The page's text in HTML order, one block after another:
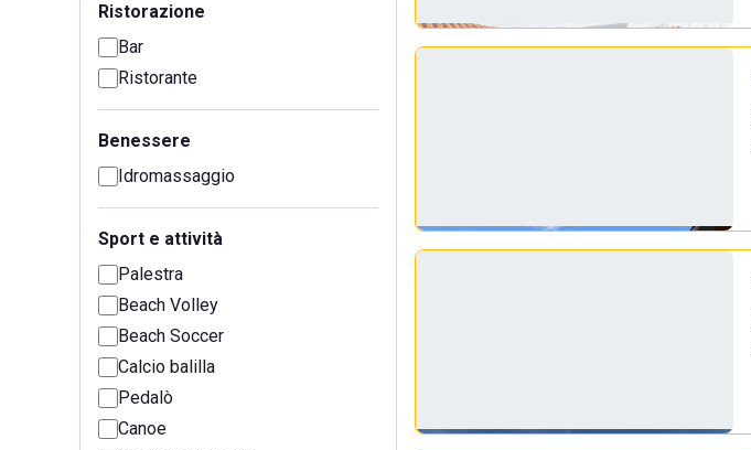
Ristorazione
Bar
Ristorante
Benessere
Idromassaggio
Sport e attività
Palestra
Beach Volley
Beach Soccer
Calcio balilla
Pedalò
Canoe